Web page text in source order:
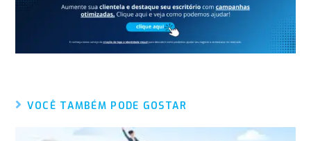
VOCÊ TAMBÉM PODE GOSTAR